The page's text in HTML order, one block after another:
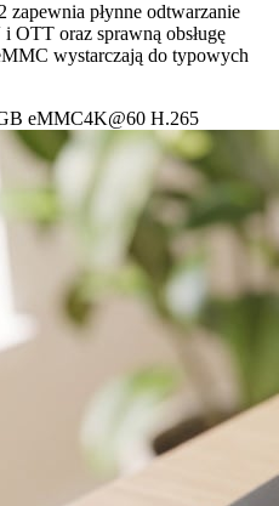
płynne odtwarzanie
OTT oraz sprawną obsługę
wystarczają do typowych
eMMC4K@60 H.265